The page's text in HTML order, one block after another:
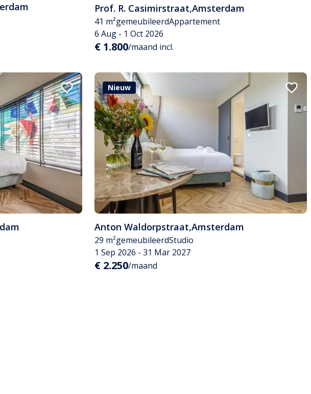
Prof. R. Casimirstraat,Amsterdam
41 m²gemeubileerdAppartement
6 Aug - 1 Oct 2026
€ 1.800/maand incl.
Nieuw
Anton Waldorpstraat,Amsterdam
29 m²gemeubileerdStudio
1 Sep 2026 - 31 Mar 2027
€ 2.250/maand